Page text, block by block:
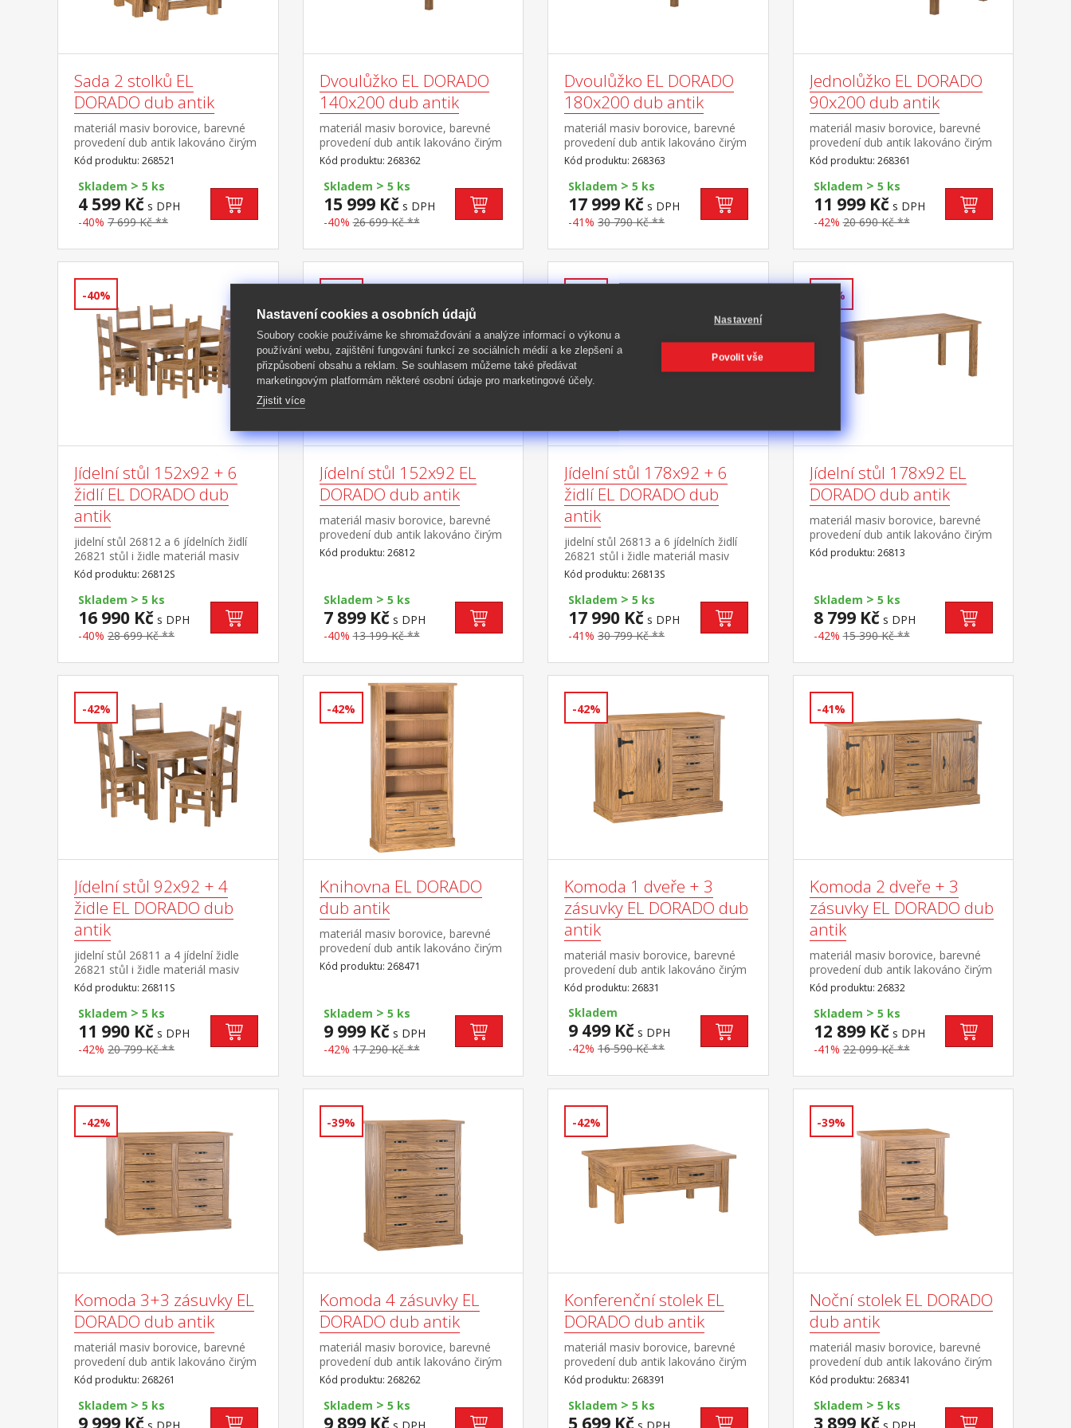
Sada 2 stolků EL
DORADO dub antik
materiál masiv borovice, barevné
provedení dub antik lakováno čirým
lakem, vlis dřevěné
struktury rozměr menšího stolku
(š/h/v) 46 × 36 × 50 cm součást
sestavy EL DORADO
Kód produktu: 268521
Skladem > 5 ks
4 599 Kč s DPH
-40% 7 699 Kč **
Dvoulůžko EL DORADO
140x200 dub antik
materiál masiv borovice, barevné
provedení dub antik lakováno čirým
lakem, vlis dřevěné struktury cena
bez roštu a matrace doporučený
rozměr matrace 140 × 200 cm a
rošt R3 součást sestavy EL
DORADO
Kód produktu: 268362
Skladem > 5 ks
15 999 Kč s DPH
-40% 26 699 Kč **
Dvoulůžko EL DORADO
180x200 dub antik
materiál masiv borovice, barevné
provedení dub antik lakováno čirým
lakem, vlis dřevěné struktury cena
bez roštu a matrace doporučený
rozměr matrace 180 × 200 cm nebo
2 kusy 90 × 200 cm a rošt R4 nebo
2 kusy R1 součást sestavy EL
DORADO
Kód produktu: 268363
Skladem > 5 ks
17 999 Kč s DPH
-41% 30 790 Kč **
Jednolůžko EL DORADO
90x200 dub antik
materiál masiv borovice, barevné
provedení dub antik lakováno čirým
lakem, vlis dřevěné struktury cena
bez roštu a matrace doporučený
rozměr matrace 90 × 200 cm a rošt
R1 součást sestavy EL DORADO
Kód produktu: 268361
Skladem > 5 ks
11 999 Kč s DPH
-42% 20 690 Kč **
-40%
Jídelní stůl 152x92 + 6
židlí EL DORADO dub
antik
jidelní stůl 26812 a 6 jídelních židlí
26821 stůl i židle materiál masiv
borovice, barevné provedení dub
antik lakováno čirým lakem, vlis
dřevěné struktury rozměr stolu
(š/h/v) 152 × 92 × 76 cm rozměr
židle (š/h/v) 43 × 49 × 107
cm součást sestavy EL DORADO
Kód produktu: 26812S
Skladem > 5 ks
16 990 Kč s DPH
-40% 28 699 Kč **
Jídelní stůl 152x92 EL
DORADO dub antik
materiál masiv borovice, barevné
provedení dub antik lakováno čirým
lakem, vlis dřevěné
struktury součást sestavy EL
Kód produktu: 26812
Skladem > 5 ks
7 899 Kč s DPH
-40% 13 199 Kč **
Jídelní stůl 178x92 + 6
židlí EL DORADO dub
antik
jidelní stůl 26813 a 6 jídelních židlí
26821 stůl i židle materiál masiv
borovice, barevné provedení dub
antik lakováno čirým lakem, vlis
dřevěné struktury rozměr stolu
(š/h/v) 178 × 92 × 76 cm rozměr
židle (š/h/v) 43 × 49 × 107
cm součást sestavy EL DORADO
Kód produktu: 26813S
Skladem > 5 ks
17 990 Kč s DPH
-41% 30 799 Kč **
-42%
Jídelní stůl 178x92 EL
DORADO dub antik
materiál masiv borovice, barevné
provedení dub antik lakováno čirým
lakem, vlis dřevěné
struktury součást sestavy EL
Kód produktu: 26813
Skladem > 5 ks
8 799 Kč s DPH
-42% 15 390 Kč **
-42%
Jídelní stůl 92x92 + 4
židle EL DORADO dub
antik
jidelní stůl 26811 a 4 jídelní židle
26821 stůl i židle materiál masiv
borovice, barevné provedení dub
antik lakováno čirým lakem, vlis
dřevěné struktury rozměr stolu
(š/h/v) 92 × 92 × 76 cm rozměr židle
(š/h/v) 43 × 49 × 107 cm součást
sestavy EL DORADO
Kód produktu: 26811S
Skladem > 5 ks
11 990 Kč s DPH
-42% 20 799 Kč **
-42%
Knihovna EL DORADO
dub antik
materiál masiv borovice, barevné
provedení dub antik lakováno čirým
lakem, vlis dřevěné struktury tři
police, jedna široká a dvě úzké
DORADO
Kód produktu: 268471
Skladem > 5 ks
9 999 Kč s DPH
-42% 17 290 Kč **
-42%
Komoda 1 dveře + 3
zásuvky EL DORADO dub
antik
materiál masiv borovice, barevné
provedení dub antik lakováno čirým
lakem, vlis dřevěné struktury 1
dvířka, 1 police, 3 zásuvky součást
sestavy EL DORADO
Kód produktu: 26831
Skladem
9 499 Kč s DPH
-42% 16 590 Kč **
-41%
Komoda 2 dveře + 3
zásuvky EL DORADO dub
antik
materiál masiv borovice, barevné
provedení dub antik lakováno čirým
lakem, vlis dřevěné struktury 2
dvířka, 2 police, 3 zásuvky součást
sestavy EL DORADO
Kód produktu: 26832
Skladem > 5 ks
12 899 Kč s DPH
-41% 22 099 Kč **
-42%
Komoda 3+3 zásuvky EL
DORADO dub antik
materiál masiv borovice, barevné
provedení dub antik lakováno čirým
lakem, vlis dřevěné struktury šest
zásuvek součást sestavy EL
DORADO
Kód produktu: 268261
Skladem > 5 ks
9 999 Kč
-39%
Komoda 4 zásuvky EL
DORADO dub antik
materiál masiv borovice, barevné
provedení dub antik lakováno čirým
lakem, vlis dřevěné struktury čtyři
zásuvky součást sestavy EL
DORADO
Kód produktu: 268262
Skladem > 5 ks
9 899 Kč
-42%
Konferenční stolek EL
DORADO dub antik
materiál masiv borovice, barevné
provedení dub antik lakováno čirým
lakem, vlis dřevěné struktury dvě
zásuvky součást sestavy EL
DORADO
Kód produktu: 268391
Skladem > 5 ks
5 699 Kč
-39%
Noční stolek EL DORADO
dub antik
materiál masiv borovice, barevné
provedení dub antik lakováno čirým
lakem, vlis dřevěné struktury dvě
zásuvky součást sestavy EL
DORADO
Kód produktu: 268341
Skladem > 5 ks
3 899 Kč
Nastavení cookies a osobních údajů
Soubory cookie používáme ke shromažďování a analýze informací o výkonu a
používání webu, zajištění fungování funkcí ze sociálních médií a ke zlepšení a
přizpůsobení obsahu a reklam. Se souhlasem můžeme také předávat
marketingovým platformám některé osobní údaje pro marketingové účely.
Zjistit více
Nastavení
Povolit vše